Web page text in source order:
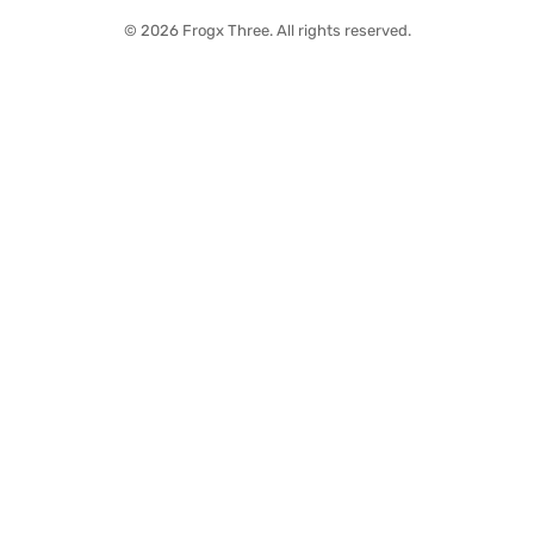
© 2026 Frogx Three. All rights reserved.